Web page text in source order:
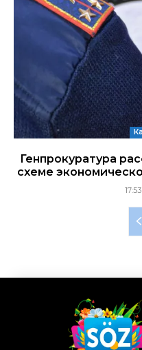
Генпрокуратура
схеме